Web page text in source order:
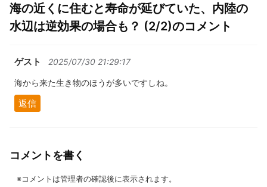
海の近くに住むと寿命が延びていた、内陸の
水辺は逆効果の場合も？ (2/2)のコメント
ゲスト 2025/07/30 21:29:17
海から来た生き物のほうが多いですしね。
返信
コメントを書く
※コメントは管理者の確認後に表示されます。